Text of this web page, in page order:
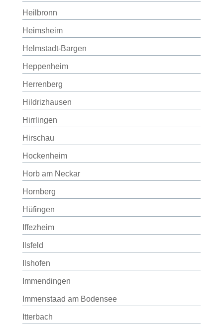
Heilbronn
Heimsheim
Helmstadt-Bargen
Heppenheim
Herrenberg
Hildrizhausen
Hirrlingen
Hirschau
Hockenheim
Horb am Neckar
Hornberg
Hüfingen
Iffezheim
Ilsfeld
Ilshofen
Immendingen
Immenstaad am Bodensee
Itterbach